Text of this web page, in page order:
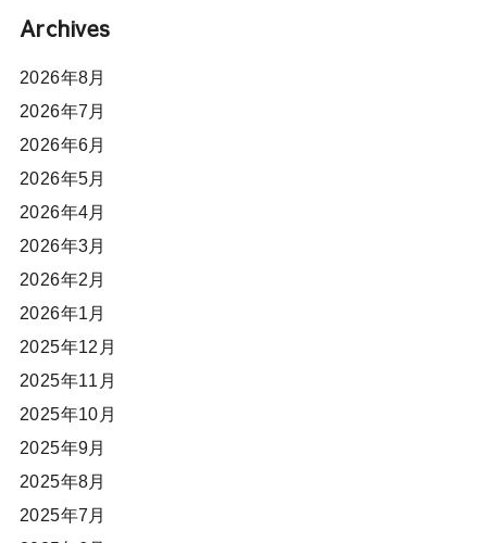
Archives
2026年8月
2026年7月
2026年6月
2026年5月
2026年4月
2026年3月
2026年2月
2026年1月
2025年12月
2025年11月
2025年10月
2025年9月
2025年8月
2025年7月